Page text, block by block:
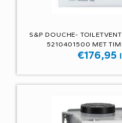
S&P DOUCHE-
5210401500 MET
€176,95